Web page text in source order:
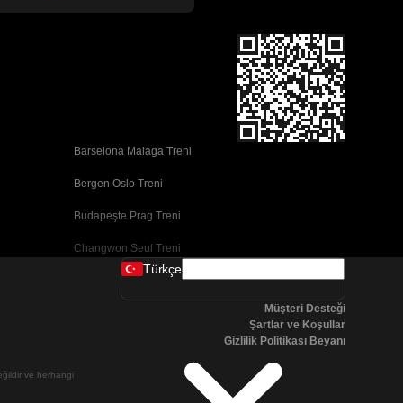
Barselona Malaga Treni
Bergen Oslo Treni
Budapeşte Prag Treni
Changwon Seul Treni
ve herhangi
Türkçe
Müşteri Desteği
Şartlar ve Koşullar
Gizlilik Politikası Beyanı